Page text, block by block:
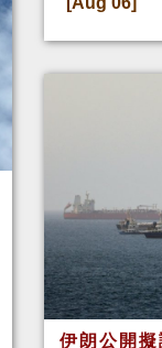
伊朗公開